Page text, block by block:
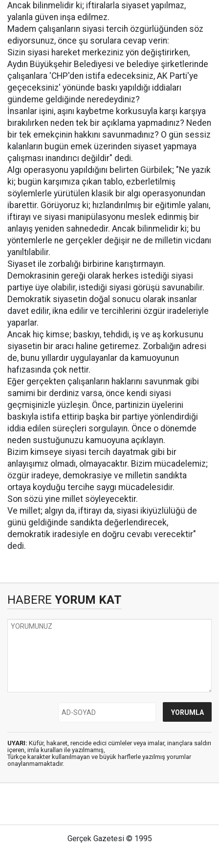
Ancak bilinmelidir ki; iftiralarla siyaset yapılmaz,
yalanla güven inşa edilmez.
Madem çalışanların siyasi tercih özgürlüğünden söz
ediyorsunuz, önce şu sorulara cevap verin:
Sizin siyasi hareket merkeziniz yön değiştirirken,
Aydın Büyükşehir Belediyesi ve belediye şirketlerinde
çalışanlara 'CHP'den istifa edeceksiniz, AK Parti'ye
geçeceksiniz' yönünde baskı yapıldığı iddiaları
gündeme geldiğinde neredeydiniz?
İnsanlar işini, aşını kaybetme korkusuyla karşı karşıya
bırakılırken neden tek bir açıklama yapmadınız? Neden
bir tek emekçinin hakkını savunmadınız? O gün sessiz
kalanların bugün emek üzerinden siyaset yapmaya
çalışması inandırıcı değildir" dedi.
Algı operasyonu yapıldığını belirten Gürbilek; "Ne yazık
ki; bugün karşımıza çıkan tablo, ezberletilmiş
söylemlerle yürütülen klasik bir algı operasyonundan
ibarettir. Görüyoruz ki; hızlandırılmış bir eğitimle yalanı,
iftirayı ve siyasi manipülasyonu meslek edinmiş bir
anlayış yeniden sahnededir. Ancak bilinmelidir ki; bu
yöntemlerle ne gerçekler değişir ne de milletin vicdanı
yanıltılabilir.
Siyaset ile zorbalığı birbirine karıştırmayın.
Demokrasinin gereği olarak herkes istediği siyasi
partiye üye olabilir, istediği siyasi görüşü savunabilir.
Demokratik siyasetin doğal sonucu olarak insanlar
davet edilir, ikna edilir ve tercihlerini özgür iradeleriyle
yaparlar.
Ancak hiç kimse; baskıyı, tehdidi, iş ve aş korkusunu
siyasetin bir aracı haline getiremez. Zorbalığın adresi
de, bunu yıllardır uygulayanlar da kamuoyunun
hafızasında çok nettir.
Eğer gerçekten çalışanların haklarını savunmak gibi
samimi bir derdiniz varsa, önce kendi siyasi
geçmişinizle yüzleşin. Önce, partinizin üyelerini
baskıyla istifa ettirip başka bir partiye yönlendirdiği
iddia edilen süreçleri sorgulayın. Önce o dönemde
neden sustuğunuzu kamuoyuna açıklayın.
Bizim kimseye siyasi tercih dayatmak gibi bir
anlayışımız olmadı, olmayacaktır. Bizim mücadelemiz;
özgür iradeye, demokrasiye ve milletin sandıkta
ortaya koyduğu tercihe saygı mücadelesidir.
Son sözü yine millet söyleyecektir.
Ve millet; algıyı da, iftirayı da, siyasi ikiyüzlülüğü de
günü geldiğinde sandıkta değerlendirecek,
demokratik iradesiyle en doğru cevabı verecektir"
dedi.
HABERE YORUM KAT
UYARI: Küfür, hakaret, rencide edici cümleler veya imalar, inançlara saldırı
içeren, imla kuralları ile yazılmamış,
Türkçe karakter kullanılmayan ve büyük harflerle yazılmış yorumlar
onaylanmamaktadır.
Gerçek Gazetesi © 1995